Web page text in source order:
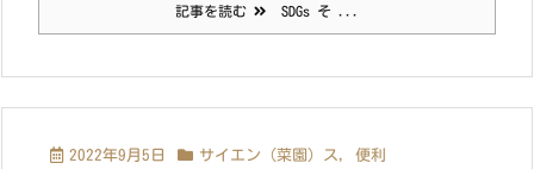
記事を読む SDGs そ ...
2022年9月5日 サイエン（菜園）ス, 便利